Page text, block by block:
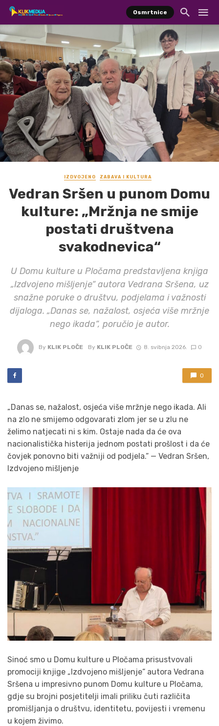
Osmrtnice
IZDVOJENO ZABAVA I KULTURA
Vedran Sršen u punom Domu
kulture: „Mržnja ne smije
postati društvena
svakodnevica“
U Domu kulture u Pločama predstavljena knjiga
„Izdvojeno mišljenje“ autora Vedrana Sršena, uz
snažne poruke o društvu, podjelama i važnosti
dijaloga. „Danas se, nažalost, osjeća više mržnje
nego ikada“, poručio je autor.
By KLIK PLOČE By KLIK PLOČE 8. svibnja 2026. 0
0
„Danas se, nažalost, osjeća više mržnje nego ikada. Ali
na zlo ne smijemo odgovarati zlom jer se u zlu ne
želimo natjecati ni s kim. Ostaje nada da će ova
nacionalistička histerija jednom postati prošlost i da će
čovjek ponovno biti važniji od podjela.“ — Vedran Sršen,
Izdvojeno mišljenje
Sinoć smo u Domu kulture u Pločama prisustvovali
promociji knjige „Izdvojeno mišljenje“ autora Vedrana
Sršena u impresivno punom Domu kulture u Pločama,
gdje su brojni posjetitelji imali priliku čuti različita
promišljanja o društvu, identitetu, povijesti i vremenu
u kojem živimo.